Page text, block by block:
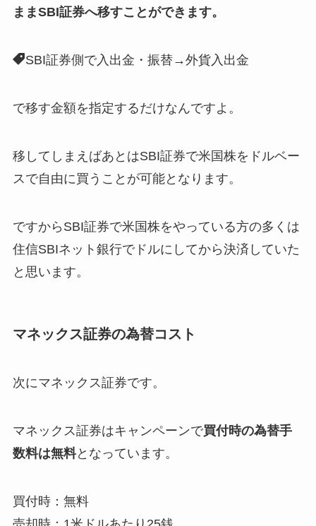
ままSBI証券へ移すことができます。
SBI証券側で入出金・振替→外貨入出金
で移す金額を指定するだけなんですよ。
移してしまえばあとはSBI証券で米国株をドルベー
スで自由に買うことが可能となります。
ですからSBI証券で米国株をやっている方の多くは
住信SBIネット銀行でドルにしてから決済していた
と思います。
マネックス証券の為替コスト
次にマネックス証券です。
マネックス証券はキャンペーンで買付時の為替手
数料は無料となっています。
買付時：無料